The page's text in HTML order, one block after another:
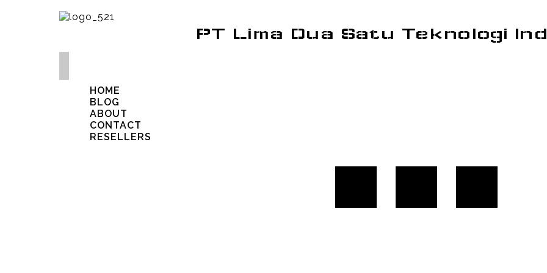
PT Lima Dua Satu Teknologi
HOME
BLOG
ABOUT
CONTACT
RESELLERS